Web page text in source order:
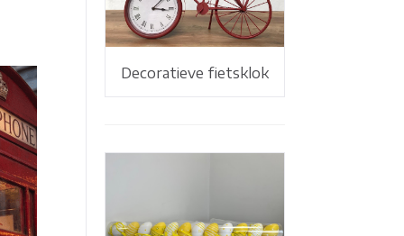
Decoratieve fietsklok